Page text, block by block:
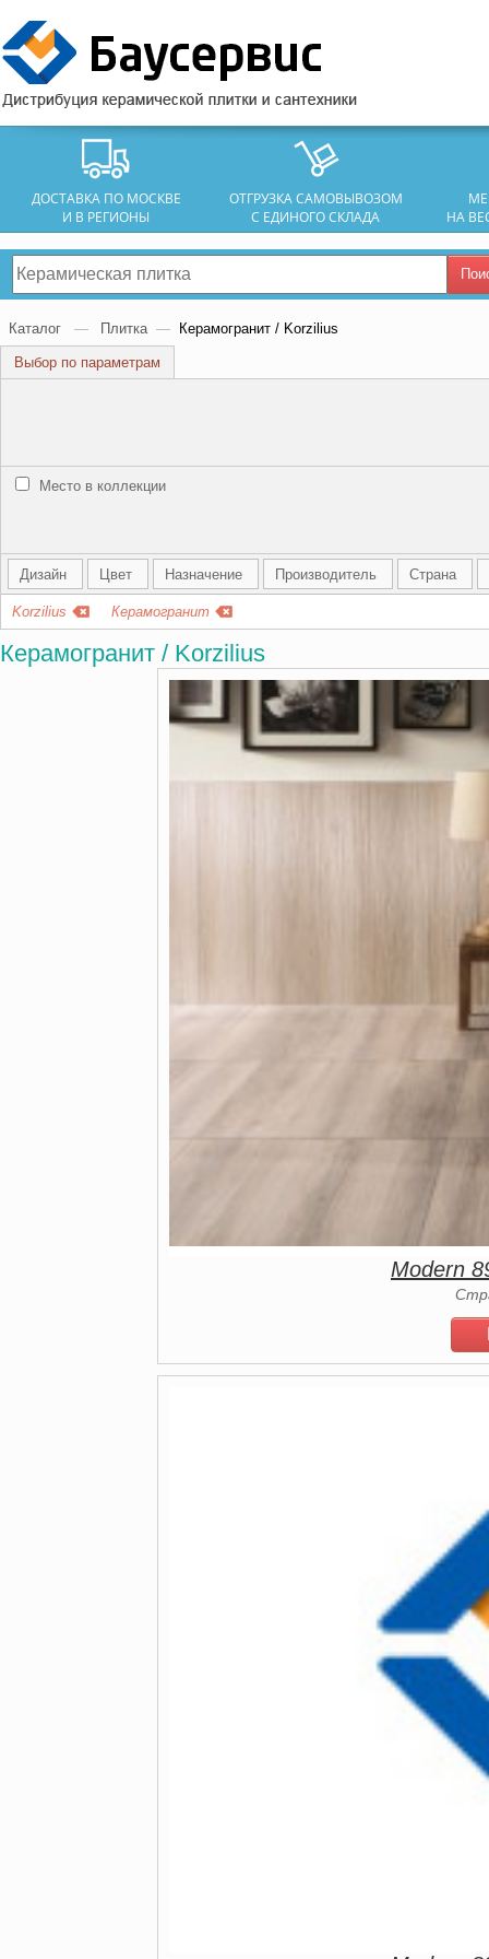
ДОСТАВКА ПО МОСКВЕ
И В РЕГИОНЫ
ОТГРУЗКА САМОВЫВОЗОМ
С ЕДИНОГО СКЛАДА
НА
Каталог — Плитка — Керамогранит / Korzilius
Выбор по параметрам
Место в коллекции
Дизайн Цвет Назначение Производитель Страна
Korzilius Керамогранит
Керамогранит / Korzilius
Modern